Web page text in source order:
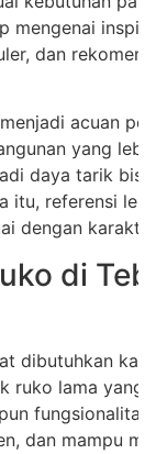
mengenai
dan
acuan
yang lebih
daya tarik
itu, referensi
dengan karakter
di
dibutuhkan
ruko lama yang
fungsionalitas.
dan mampu